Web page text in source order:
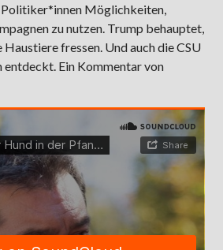
90,9 MHzSteinfurt103,9 MHz
Möglichkeiten,
zu nutzen. Trump behauptet,
fressen. Und auch die CSU
entdeckt. Ein Kommentar von